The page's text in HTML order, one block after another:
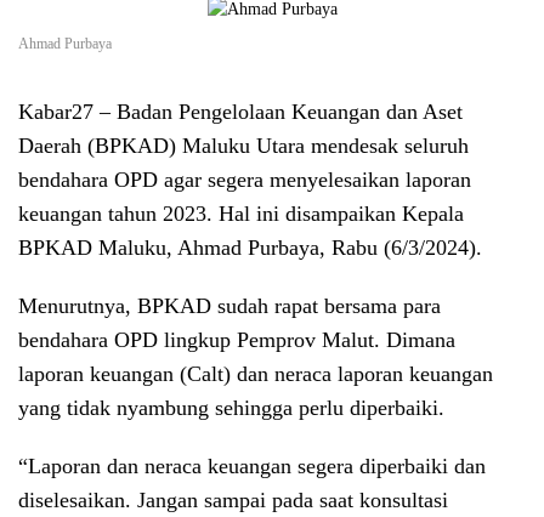
Ahmad Purbaya
Kabar27 –Badan Pengelolaan Keuangan dan Aset
Daerah (BPKAD) Maluku Utara mendesak seluruh
bendahara OPD agar segera menyelesaikan laporan
keuangan tahun 2023. Hal ini disampaikan Kepala
BPKAD Maluku, Ahmad Purbaya, Rabu (6/3/2024).
Menurutnya, BPKAD sudah rapat bersama para
bendahara OPD lingkup Pemprov Malut. Dimana
laporan keuangan (Calt) dan neraca laporan keuangan
yang tidak nyambung sehingga perlu diperbaiki.
“Laporan dan neraca keuangan segera diperbaiki dan
diselesaikan. Jangan sampai pada saat konsultasi